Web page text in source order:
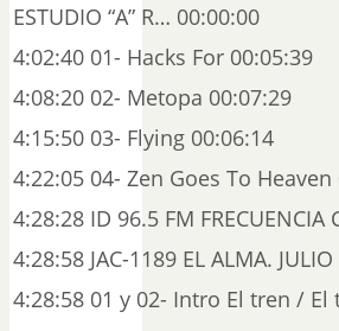
ESTUDIO “A” R… 00:00:00
4:02:40 01- Hacks For 00:05:39
4:08:20 02- Metopa 00:07:29
4:15:50 03- Flying 00:06:14
4:22:05 04- Zen Goes To Heaven
4:28:28 ID 96.5 FM FRECUENCIA
4:28:58 JAC-1189 EL ALMA.
4:28:58 01 y 02- Intro El tren / El